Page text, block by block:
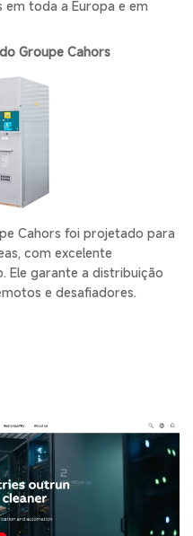
toda a Europa e em
Groupe Cahors
Cahors foi projetado para
com excelente
Ele garante a distribuição
e desafiadores.